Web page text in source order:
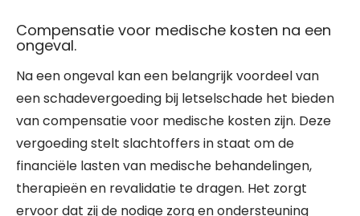
Compensatie voor medische kosten na een
ongeval.
Na een ongeval kan een belangrijk voordeel van
een schadevergoeding bij letselschade het bieden
van compensatie voor medische kosten zijn. Deze
vergoeding stelt slachtoffers in staat om de
financiële lasten van medische behandelingen,
therapieën en revalidatie te dragen. Het zorgt
ervoor dat zij de nodige zorg en ondersteuning